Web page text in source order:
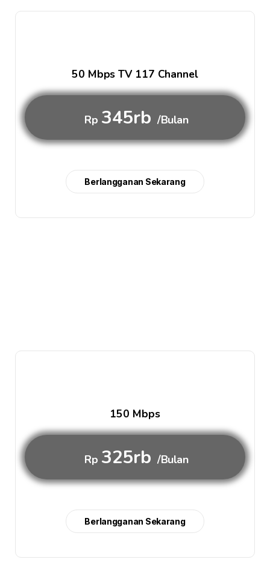
50 Mbps TV 117 Channel
Rp 345rb /Bulan
Berlangganan Sekarang
150 Mbps
Rp 325rb /Bulan
Berlangganan Sekarang